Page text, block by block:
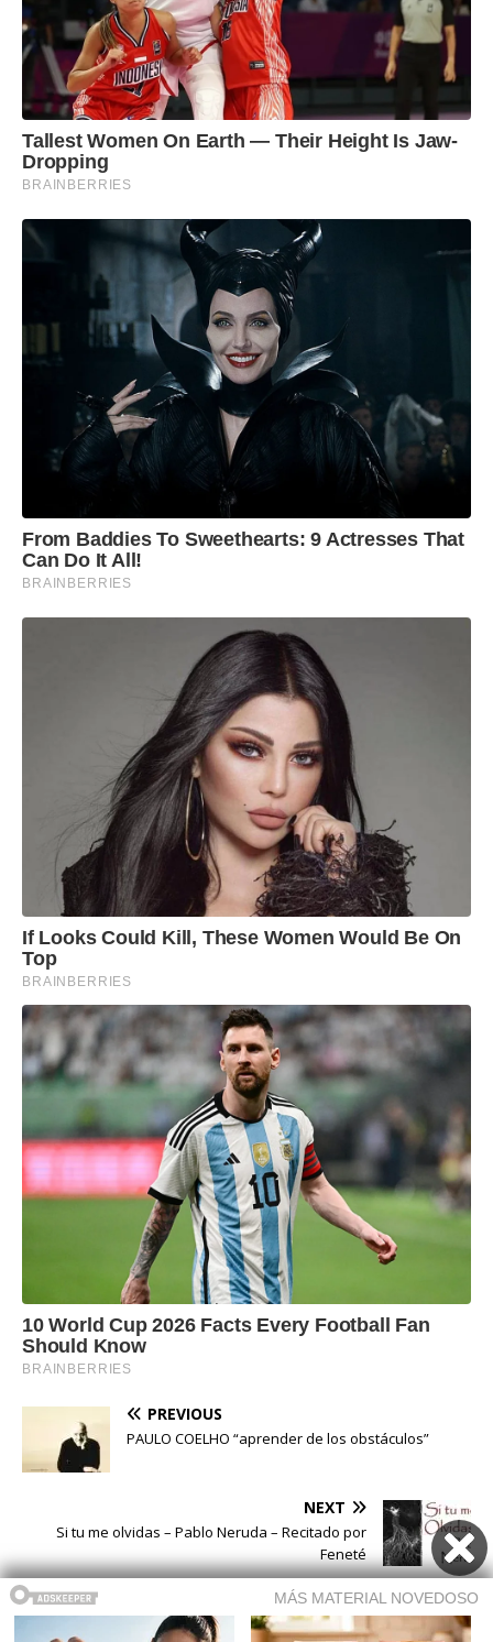
PREVIOUS
PAULO COELHO “aprender de los obstáculos”
NEXT
Si tu me olvidas – Pablo Neruda – Recitado por
Feneté